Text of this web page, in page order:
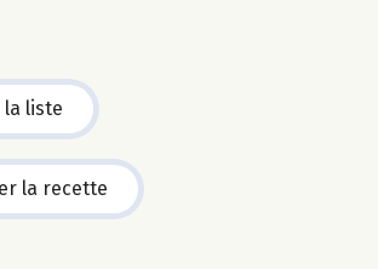
la liste
la recette